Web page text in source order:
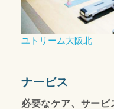
ユトリーム大阪北
ナービス
必要なケア、サー